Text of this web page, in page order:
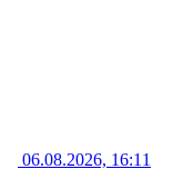
06.08.2026, 16:11